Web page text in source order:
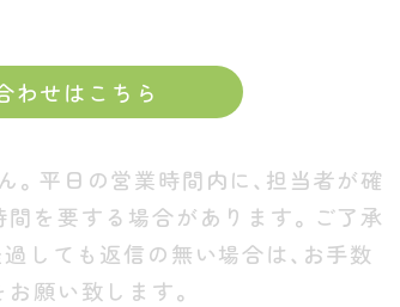
わせはこちら
平日の営業時間内に、担当者が確
を要する場合があります。ご了承
しても返信の無い場合は、お手数
願い致します。